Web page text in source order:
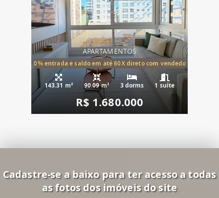
APARTAMENTOS
20% entrada e saldo em até 60X direto com vendedor
143.31 m² 90.09 m² 3 dorms 1 suíte
R$ 1.680.000
Cadastre-se a baixo para ter acesso a todas
as fotos dos imóveis do site